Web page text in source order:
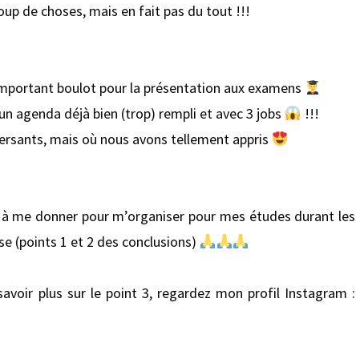
de choses, mais en fait pas du tout !!!
boulot pour la présentation aux examens
agenda déjà bien (trop) rempli et avec 3 jobs
!!!
mais où nous avons tellement appris
me donner pour m’organiser pour mes études durant les
(points 1 et 2 des conclusions)
plus sur le point 3, regardez mon profil Instagram :